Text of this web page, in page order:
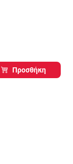
Προσθήκη